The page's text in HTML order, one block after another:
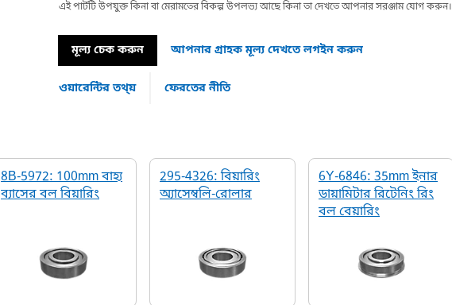
এই পার্টটি উপযুক্ত কিনা বা মেরামতের বিকল্প উপলভ্য আছে কিনা তা দেখতে আপনার সরঞ্জাম যোগ করুন।
মূল্য চেক করুন আপনার গ্রাহক মূল্য দেখতে লগইন করুন
ওয়ারেন্টির তথ্য় ফেরতের নীতি
8B-5972: 100mm বাহ্য
ব্যাসের বল বিয়ারিং
295-4326: বিয়ারিং
অ্যাসেম্বলি-রোলার
6Y-6846: 35mm ইনার
ডায়ামিটার রিটেনিং রিং
বল বেয়ারিং